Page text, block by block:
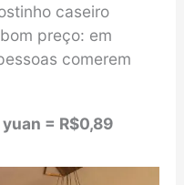
caseiro
preço: em
comerem
yuan = R$0,89